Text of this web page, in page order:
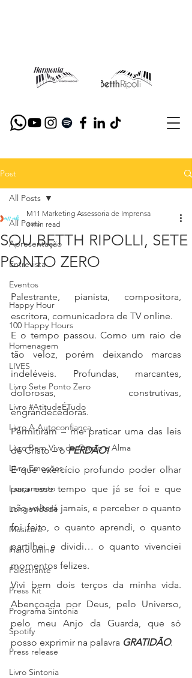
Post
All Posts
Apresentação
Entrevista
Eventos
Happy Hour
100 Happy Hours
Homenagem
LIVES
Livro Sete Ponto Zero
Livro #AtitudeÉTudo
Livro A Autoconfiança
Livro Bem Viva de Corpo e Alma
Livro Emoções
Lançamento
Longevidade
Musicare
Piano online
Palestrante
Press Kit
Programa Sintonia
Spotify
Press release
Livro Sintonia
All Posts
SOU BETTH RIPOLLI, SETE
PONTO ZERO
M11 Marketing Assessoria de Imprensa
3 min read
Palestrante, pianista, compositora,
escritora, comunicadora de TV online.
E o tempo passou. Como um raio de
tão veloz, porém deixando marcas
indeléveis. Profundas, marcantes,
dolorosas, construtivas,
engrandecedoras.
Permitiram – me praticar uma das leis
de Cristo – o PERDÃO!
E que exercício profundo poder olhar
para esse tempo que já se foi e que
não voltará jamais, e perceber o quanto
foi feito, o quanto aprendi, o quanto
partilhei e dividi… o quanto vivenciei
momentos felizes.
Vivi bem dois terços da minha vida.
Abençoada por Deus, pelo Universo,
pelo meu Anjo da Guarda, que só
posso exprimir na palavra GRATIDÃO.